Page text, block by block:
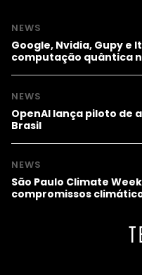
NEWS
Google, Nvidia, Gupy e
computação quântica
NEWS
OpenAI lança piloto de
Brasil
NEWS
São Paulo Climate
compromissos